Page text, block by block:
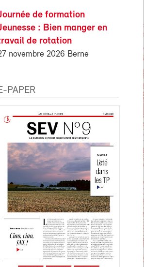
de formation
: Bien manger en
de rotation
novembre 2026 Berne
PAPER